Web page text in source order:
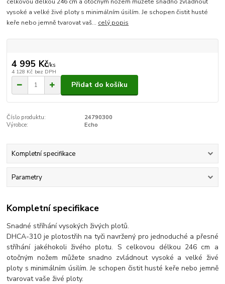
vysoké a velké živé ploty s minimálním úsilím. Je schopen čistit husté
keře nebo jemně tvarovat vaš... celý popis
4 995 Kč/ks
4 128 Kč bez DPH
Přidat do košíku
Číslo produktu:
24790300
Výrobce:
Echo
Kompletní specifikace
Parametry
Kompletní specifikace
Snadné stříhání vysokých živých plotů.
DHCA-310 je plotostřih na tyči navržený pro jednoduché a přesné
stříhání jakéhokoli živého plotu. S celkovou délkou 246 cm a
otočným nožem můžete snadno zvládnout vysoké a velké živé
ploty s minimálním úsilím. Je schopen čistit husté keře nebo jemně
tvarovat vaše živé ploty.